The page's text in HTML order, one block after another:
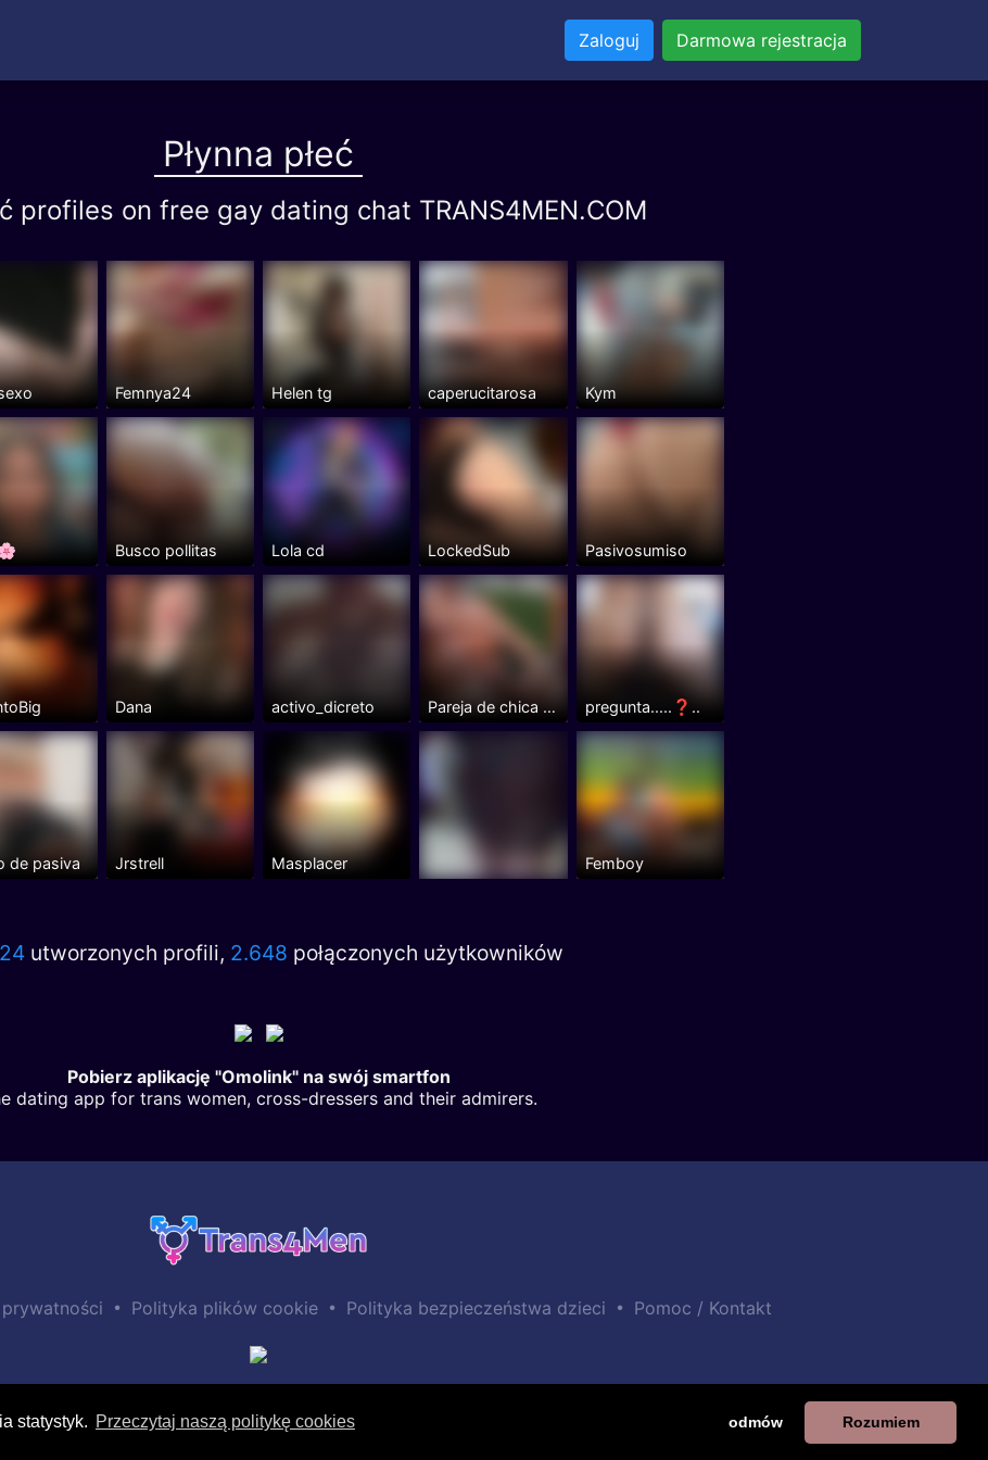
statystyk. Przeczytaj naszą politykę cookies odmów Rozumiem
Zaloguj Darmowa rejestracja
Płynna płeć
profiles on free gay dating chat TRANS4MEN.COM
Femnya24 Helen tg caperucitarosa Kym
Busco pollitas Lola cd LockedSub Pasivosumiso
Dana activo_dicreto Pareja de chica y chico bixl pregunta.....❓..
de pasiva Jrstrell Masplacer Femboy
utworzonych profili, 2.648 połączonych użytkowników
Pobierz aplikację "Omolink" na swój smartfon
dating app for trans women, cross-dressers and their admirers.
• Polityka plików cookie • Polityka bezpieczeństwa dzieci • Pomoc / Kontakt